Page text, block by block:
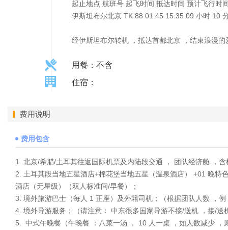
起止地点 航班号 起飞时间 抵达时间 预计飞行时
伊斯坦布尔北京 TK 88 01:45 15:35 09 小时 10
经伊斯坦布尔转机 ，抵达首都北京 ，结束浪漫的
用餐：不含
住宿：
费用说明
费用包含
1. 北京/希腊/土耳其往返国际机票及内陆段交通 ， 团队经济舱 ，
2. 土耳其段当地五星酒店+棉花堡当地五星（温泉酒店） +01 晚
酒店（无星级）（双人标准间/早餐）；
3. 境外旅游巴士（每人 1 正座）及外籍司机；（根据团队人数 ，
4. 境外导游服务；（请注意： 中东很多国家导游不接/送机 ，接/送
5. 中式午晚餐（午晚餐 ：八菜一汤 ， 10 人一桌 ，如人数减少